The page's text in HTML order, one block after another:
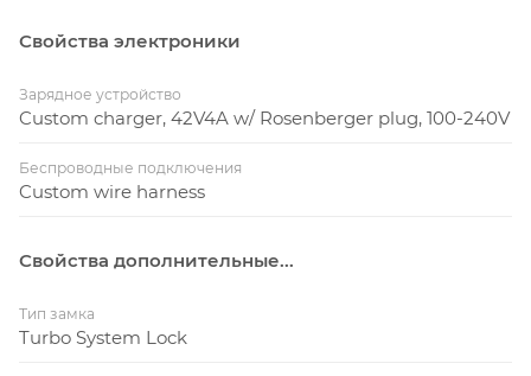
Свойства электроники
Зарядное устройство
Custom charger, 42V4A w/ Rosenberger plug, 100-240V
Беспроводные подключения
Custom wire harness
Свойства дополнительные...
Тип замка
Turbo System Lock